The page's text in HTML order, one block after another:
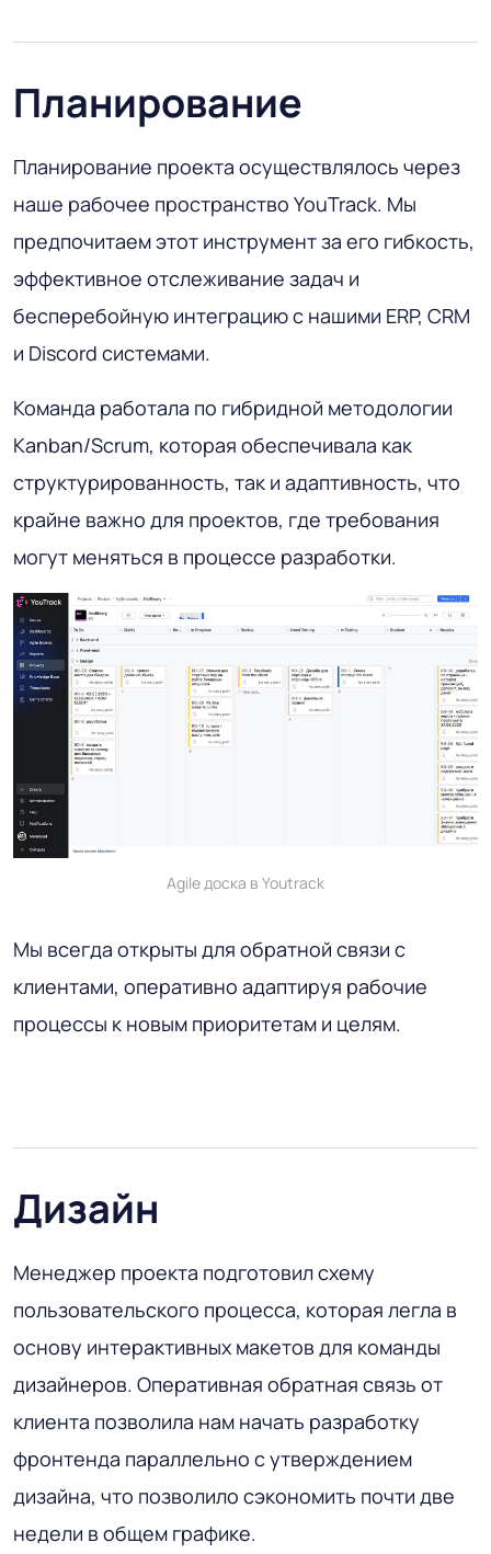
Планирование
Планирование проекта осуществлялось через
наше рабочее пространство YouTrack. Мы
предпочитаем этот инструмент за его гибкость,
эффективное отслеживание задач и
бесперебойную интеграцию с нашими ERP, CRM
и Discord системами.
Команда работала по гибридной методологии
Kanban/Scrum, которая обеспечивала как
структурированность, так и адаптивность, что
крайне важно для проектов, где требования
могут меняться в процессе разработки.
Agile доска в Youtrack
Мы всегда открыты для обратной связи с
клиентами, оперативно адаптируя рабочие
процессы к новым приоритетам и целям.
Дизайн
Менеджер проекта подготовил схему
пользовательского процесса, которая легла в
основу интерактивных макетов для команды
дизайнеров. Оперативная обратная связь от
клиента позволила нам начать разработку
фронтенда параллельно с утверждением
дизайна, что позволило сэкономить почти две
недели в общем графике.